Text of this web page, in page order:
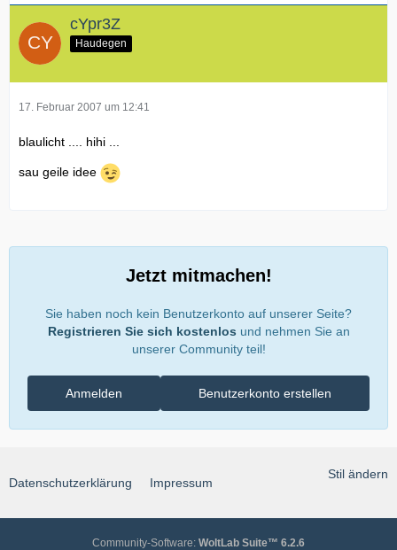
cYpr3Z
Haudegen
17. Februar 2007 um 12:41
blaulicht .... hihi ...
sau geile idee
Jetzt mitmachen!
Sie haben noch kein Benutzerkonto auf unserer Seite?
Registrieren Sie sich kostenlos und nehmen Sie an
unserer Community teil!
Benutzerkonto erstellen
Anmelden
Stil ändern
Datenschutzerklärung Impressum
Community-Software: WoltLab Suite™ 6.2.6